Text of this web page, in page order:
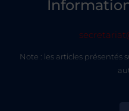
Note : les articles présentés